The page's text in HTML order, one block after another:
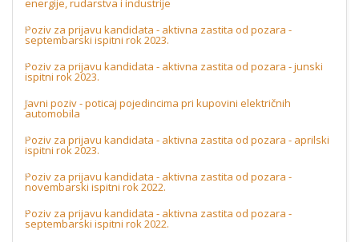
energije, rudarstva i industrije
Poziv za prijavu kandidata - aktivna zastita od pozara -
septembarski ispitni rok 2023.
Poziv za prijavu kandidata - aktivna zastita od pozara - junski
ispitni rok 2023.
Javni poziv - poticaj pojedincima pri kupovini električnih
automobila
Poziv za prijavu kandidata - aktivna zastita od pozara - aprilski
ispitni rok 2023.
Poziv za prijavu kandidata - aktivna zastita od pozara -
novembarski ispitni rok 2022.
Poziv za prijavu kandidata - aktivna zastita od pozara -
septembarski ispitni rok 2022.